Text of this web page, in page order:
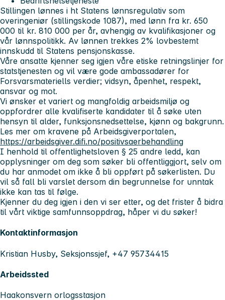
Stillingen lønnes i ht Statens lønnsregulativ som
overingeniør (stillingskode 1087), med lønn fra kr. 650
000 til kr. 810 000 per år, avhengig av kvalifikasjoner og
vår lønnspolitikk. Av lønnen trekkes 2% lovbestemt
innskudd til Statens pensjonskasse.
Våre ansatte kjenner seg igjen våre etiske retningslinjer for
statstjenesten og vil være gode ambassadører for
Forsvarsmateriells verdier; vidsyn, åpenhet, respekt,
ansvar og mot.
Vi ønsker et variert og mangfoldig arbeidsmiljø og
oppfordrer alle kvalifiserte kandidater til å søke uten
hensyn til alder, funksjonsnedsettelse, kjønn og bakgrunn.
Les mer om kravene på Arbeidsgiverportalen,
https://arbeidsgiver.difi.no/positivsaerbehandling
I henhold til offentlighetsloven § 25 andre ledd, kan
opplysninger om deg som søker bli offentliggjort, selv om
du har anmodet om ikke å bli oppført på søkerlisten. Du
vil så fall bli varslet dersom din begrunnelse for unntak
ikke kan tas til følge.
Kjenner du deg igjen i den vi ser etter, og det frister å bidra
til vårt viktige samfunnsoppdrag, håper vi du søker!
Kontaktinformasjon
Kristian Husby, Seksjonssjef, +47 95734415
Arbeidssted
Haakonsvern orlogsstasjon